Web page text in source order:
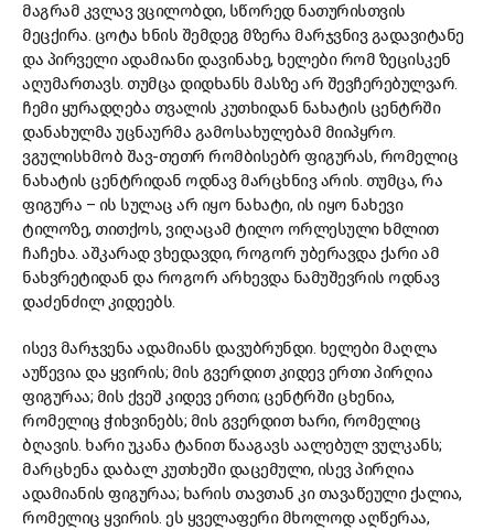
მაგრამ კვლავ ვცილობდი, სწორედ ნათურისთვის
მეცქირა. ცოტა ხნის შემდეგ მზერა მარჯვნივ გადავიტანე
და პირველი ადამიანი დავინახე, ხელები რომ ზეცისკენ
აღუმართავს. თუმცა დიდხანს მასზე არ შევჩერებულვარ.
ჩემი ყურადღება თვალის კუთხიდან ნახატის ცენტრში
დანახულმა უცნაურმა გამოსახულებამ მიიპყრო.
ვგულისხმობ შავ-თეთრ რომბისებრ ფიგურას, რომელიც
ნახატის ცენტრიდან ოდნავ მარცხნივ არის. თუმცა, რა
ფიგურა – ის სულაც არ იყო ნახატი, ის იყო ნახევი
ტილოზე, თითქოს, ვიღაცამ ტილო ორლესული ხმლით
ჩაჩეხა. აშკარად ვხედავდი, როგორ უბერავდა ქარი ამ
ნახვრეტიდან და როგორ არხევდა ნამუშევრის ოდნავ
დაძენძილ კიდეებს.
ისევ მარჯვენა ადამიანს დავუბრუნდი. ხელები მაღლა
აუწევია და ყვირის; მის გვერდით კიდევ ერთი პირღია
ფიგურაა; მის ქვეშ კიდევ ერთი; ცენტრში ცხენია,
რომელიც ჭიხვინებს; მის გვერდით ხარი, რომელიც
ბღავის. ხარი უკანა ტანით წააგავს აალებულ ვულკანს;
მარცხენა დაბალ კუთხეში დაცემული, ისევ პირღია
ადამიანის ფიგურაა; ხარის თავთან კი თავაწეული ქალია,
რომელიც ყვირის. ეს ყველაფერი მხოლოდ აღწერაა,